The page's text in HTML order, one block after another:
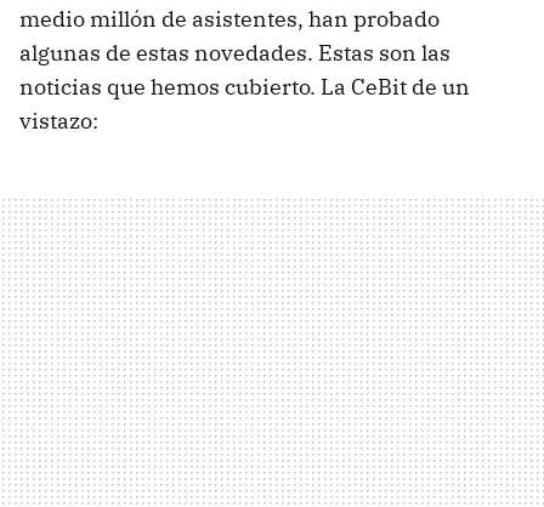
medio millón de asistentes, han probado
algunas de estas novedades. Estas son las
noticias que hemos cubierto. La CeBit de un
vistazo: